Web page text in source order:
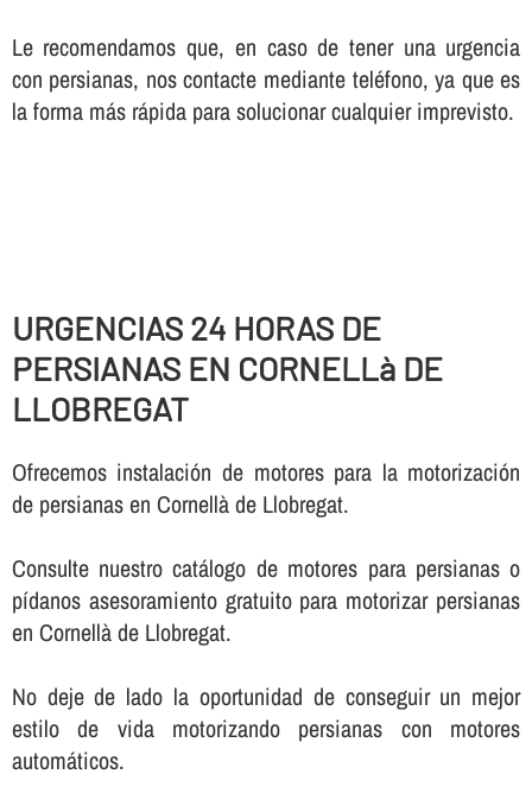
Le recomendamos que, en caso de tener una urgencia
con persianas, nos contacte mediante teléfono, ya que es
la forma más rápida para solucionar cualquier imprevisto.
URGENCIAS 24 HORAS DE
PERSIANAS EN CORNELLà DE
LLOBREGAT
Ofrecemos instalación de motores para la motorización
de persianas en Cornellà de Llobregat.
Consulte nuestro catálogo de motores para persianas o
pí­danos asesoramiento gratuito para motorizar persianas
en Cornellà de Llobregat.
No deje de lado la oportunidad de conseguir un mejor
estilo de vida motorizando persianas con motores
automáticos.